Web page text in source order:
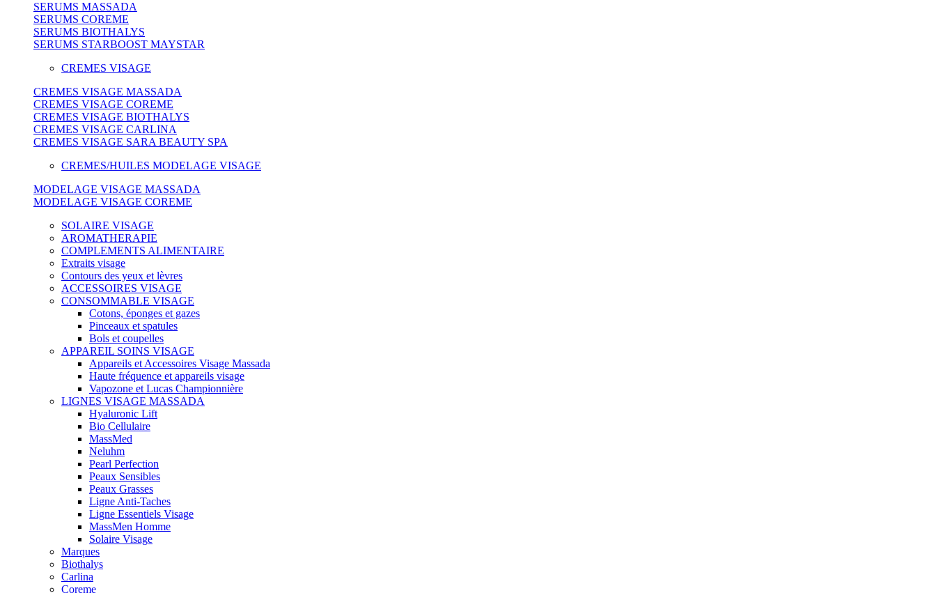
SERUMS MASSADA
SERUMS COREME
SERUMS BIOTHALYS
SERUMS STARBOOST MAYSTAR
CREMES VISAGE
CREMES VISAGE MASSADA
CREMES VISAGE COREME
CREMES VISAGE BIOTHALYS
CREMES VISAGE CARLINA
CREMES VISAGE SARA BEAUTY SPA
CREMES/HUILES MODELAGE VISAGE
MODELAGE VISAGE MASSADA
MODELAGE VISAGE COREME
SOLAIRE VISAGE
AROMATHERAPIE
COMPLEMENTS ALIMENTAIRE
Extraits visage
Contours des yeux et lèvres
ACCESSOIRES VISAGE
CONSOMMABLE VISAGE
Cotons, éponges et gazes
Pinceaux et spatules
Bols et coupelles
APPAREIL SOINS VISAGE
Appareils et Accessoires Visage Massada
Haute fréquence et appareils visage
Vapozone et Lucas Championnière
LIGNES VISAGE MASSADA
Hyaluronic Lift
Bio Cellulaire
MassMed
Neluhm
Pearl Perfection
Peaux Sensibles
Peaux Grasses
Ligne Anti-Taches
Ligne Essentiels Visage
MassMen Homme
Solaire Visage
Marques
Biothalys
Carlina
Coreme